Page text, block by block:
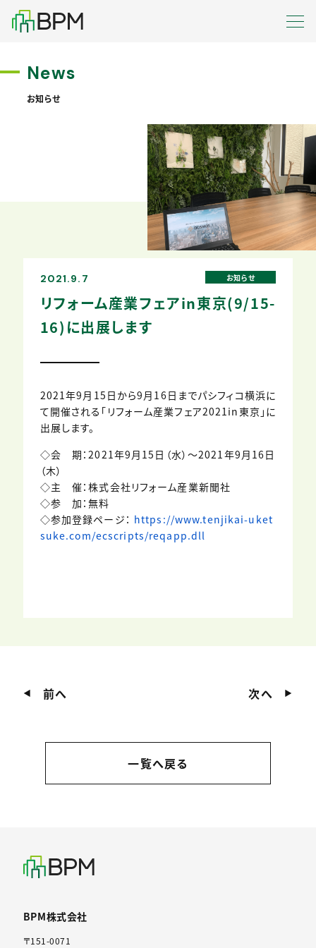
News
お知らせ
2021.9.7 お知らせ
リフォーム産業フェアin東京(9/15-
16)に出展します
2021年9月15日から9月16日までパシフィコ横浜に
て開催される「リフォーム産業フェア2021in東京」に
出展します。
◇会 期：2021年9月15日（水）～2021年9月16日
（木）
◇主 催：株式会社リフォーム産業新聞社
◇参 加：無料
◇参加登録ページ： https://www.tenjikai-uket
suke.com/ecscripts/reqapp.dll
◀︎ 前へ
一覧へ戻る
次へ ▶︎
BPM株式会社
〒151-0071